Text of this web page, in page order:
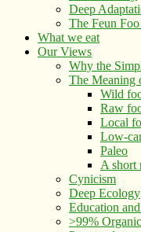
Deep
The Feun
What we eat
Our Views
Why the
The Meaning
Wild
Raw
Local
Low-
Paleo
A short
Cynicism
Deep Ecology
Education
>99%